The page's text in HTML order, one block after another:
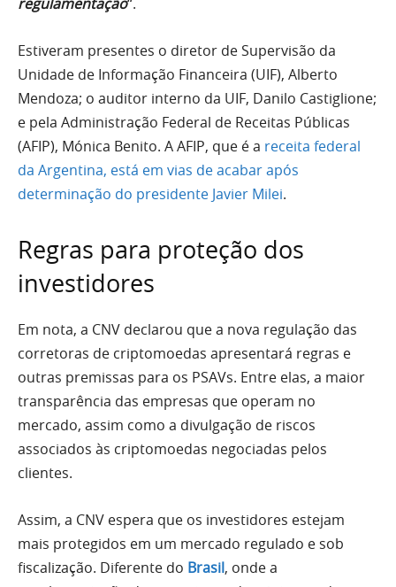
Estiveram presentes o diretor de Supervisão da
Unidade de Informação Financeira (UIF), Alberto
Mendoza; o auditor interno da UIF, Danilo Castiglione;
e pela Administração Federal de Receitas Públicas
(AFIP), Mónica Benito. A AFIP, que é a receita federal
da Argentina, está em vias de acabar após
determinação do presidente Javier Milei.
Regras para proteção dos
investidores
Em nota, a CNV declarou que a nova regulação das
corretoras de criptomoedas apresentará regras e
outras premissas para os PSAVs. Entre elas, a maior
transparência das empresas que operam no
mercado, assim como a divulgação de riscos
associados às criptomoedas negociadas pelos
clientes.
Assim, a CNV espera que os investidores estejam
mais protegidos em um mercado regulado e sob
fiscalização. Diferente do Brasil, onde a